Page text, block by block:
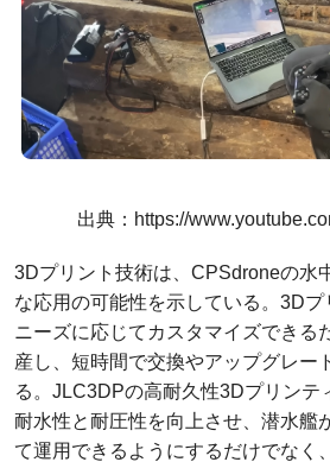
出典：https://
3Dプリント技術は、CPSdroneの水
な応用の可能性を示している。3Dプ
ニーズに応じてカスタマイズできる
産し、短時間で交換やアップグレー
る。JLC3DPの高耐久性3Dプリンテ
耐水性と耐圧性を向上させ、潜水艦
て運用できるようにするだけでなく